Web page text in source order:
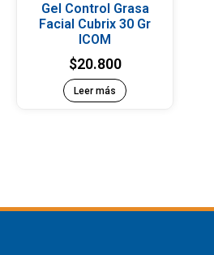
Gel Control Grasa
Facial Cubrix 30 Gr
ICOM
$20.800
Leer más